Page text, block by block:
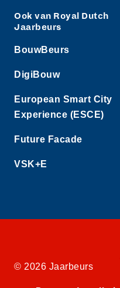
Ook van Royal Dutch
Jaarbeurs
BouwBeurs
DigiBouw
European Smart City
Experience (ESCE)
Future Facade
VSK+E
© 2026 Jaarbeurs